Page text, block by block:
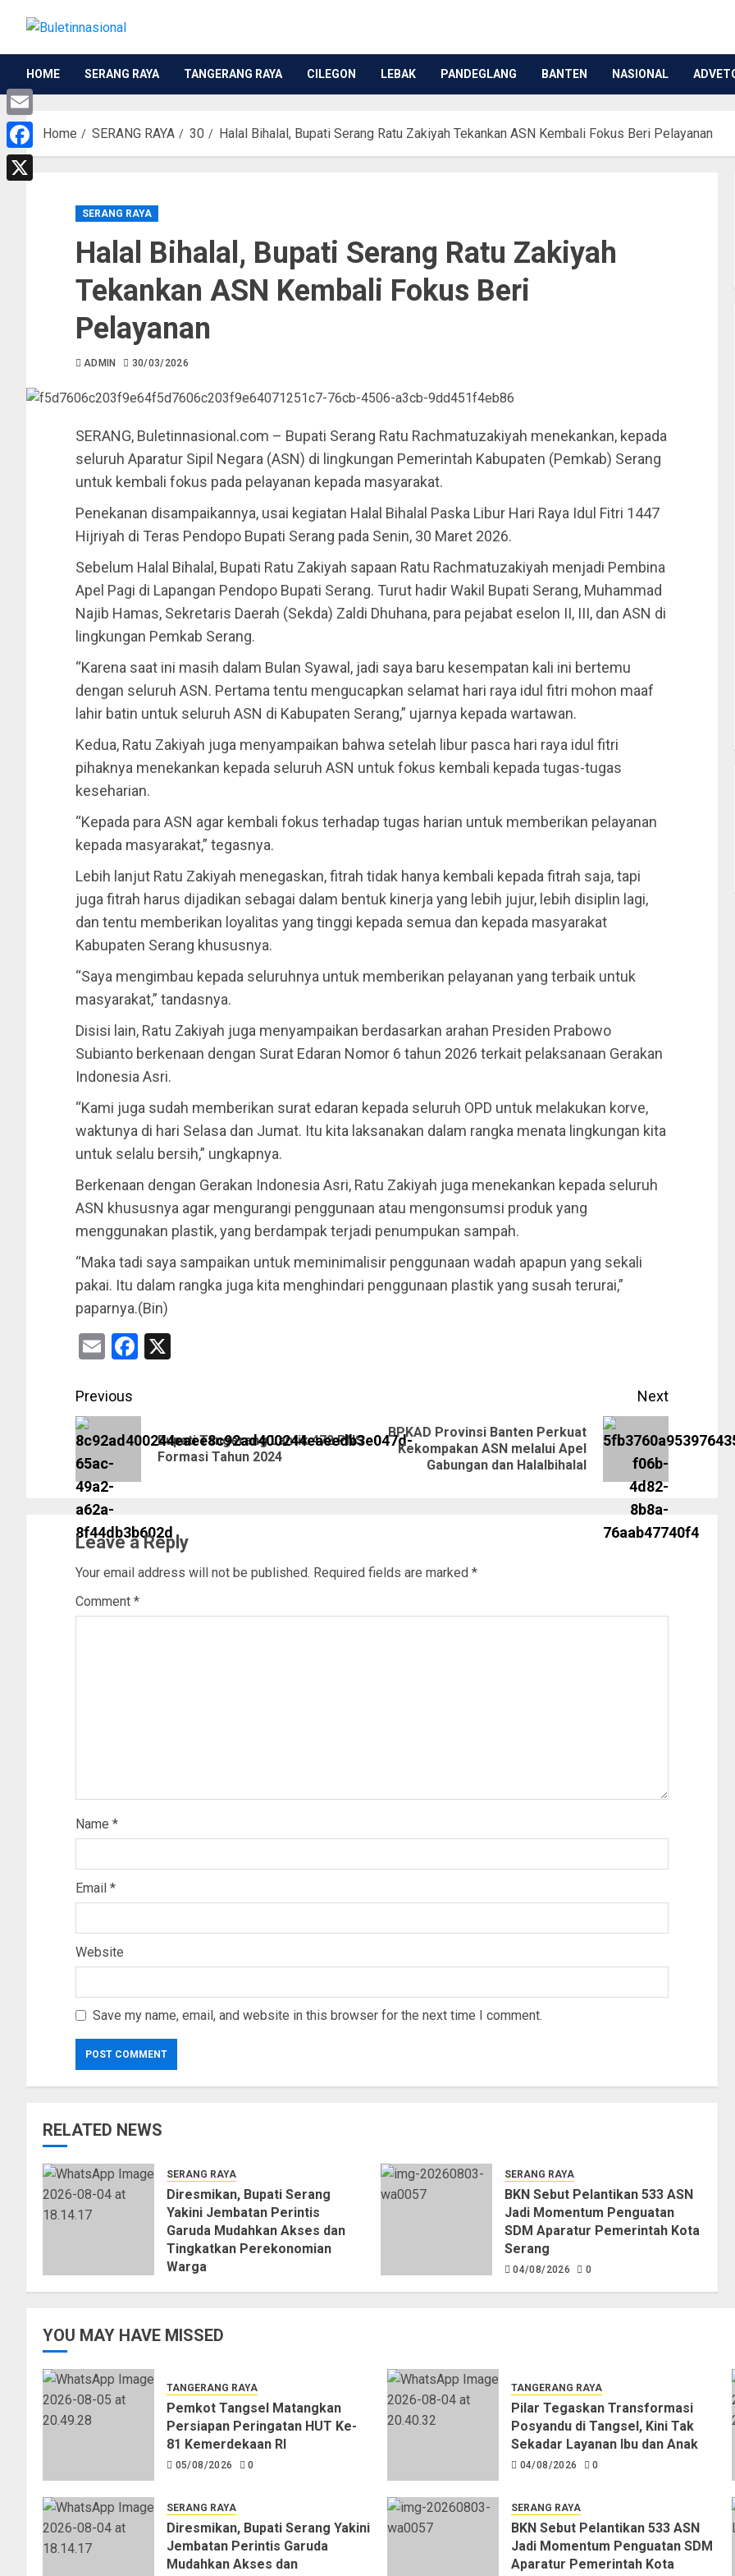
HOME SERANG RAYA TANGERANG RAYA CILEGON LEBAK PANDEGLANG BANTEN NASIONAL
Home SERANG RAYA 30 Halal Bihalal, Bupati Serang Ratu Zakiyah Tekankan ASN Kembali Fokus Beri Pelayanan
SERANG RAYA
Halal Bihalal, Bupati Serang Ratu Zakiyah
Tekankan ASN Kembali Fokus Beri
Pelayanan
ADMIN 30/03/2026
SERANG, Buletinnasional.com – Bupati Serang Ratu Rachmatuzakiyah menekankan, kepada
seluruh Aparatur Sipil Negara (ASN) di lingkungan Pemerintah Kabupaten (Pemkab) Serang
untuk kembali fokus pada pelayanan kepada masyarakat.
Penekanan disampaikannya, usai kegiatan Halal Bihalal Paska Libur Hari Raya Idul Fitri 1447
Hijriyah di Teras Pendopo Bupati Serang pada Senin, 30 Maret 2026.
Sebelum Halal Bihalal, Bupati Ratu Zakiyah sapaan Ratu Rachmatuzakiyah menjadi Pembina
Apel Pagi di Lapangan Pendopo Bupati Serang. Turut hadir Wakil Bupati Serang, Muhammad
Najib Hamas, Sekretaris Daerah (Sekda) Zaldi Dhuhana, para pejabat eselon II, III, dan ASN di
lingkungan Pemkab Serang.
“Karena saat ini masih dalam Bulan Syawal, jadi saya baru kesempatan kali ini bertemu
dengan seluruh ASN. Pertama tentu mengucapkan selamat hari raya idul fitri mohon maaf
lahir batin untuk seluruh ASN di Kabupaten Serang,” ujarnya kepada wartawan.
Kedua, Ratu Zakiyah juga menyampaikan bahwa setelah libur pasca hari raya idul fitri
pihaknya menekankan kepada seluruh ASN untuk fokus kembali kepada tugas-tugas
keseharian.
“Kepada para ASN agar kembali fokus terhadap tugas harian untuk memberikan pelayanan
kepada masyarakat,” tegasnya.
Lebih lanjut Ratu Zakiyah menegaskan, fitrah tidak hanya kembali kepada fitrah saja, tapi
juga fitrah harus dijadikan sebagai dalam bentuk kinerja yang lebih jujur, lebih disiplin lagi,
dan tentu memberikan loyalitas yang tinggi kepada semua dan kepada masyarakat
Kabupaten Serang khususnya.
“Saya mengimbau kepada seluruhnya untuk memberikan pelayanan yang terbaik untuk
masyarakat,” tandasnya.
Disisi lain, Ratu Zakiyah juga menyampaikan berdasarkan arahan Presiden Prabowo
Subianto berkenaan dengan Surat Edaran Nomor 6 tahun 2026 terkait pelaksanaan Gerakan
Indonesia Asri.
“Kami juga sudah memberikan surat edaran kepada seluruh OPD untuk melakukan korve,
waktunya di hari Selasa dan Jumat. Itu kita laksanakan dalam rangka menata lingkungan kita
untuk selalu bersih,” ungkapnya.
Berkenaan dengan Gerakan Indonesia Asri, Ratu Zakiyah juga menekankan kepada seluruh
ASN khususnya agar mengurangi penggunaan atau mengonsumsi produk yang
menggunakan plastik, yang berdampak terjadi penumpukan sampah.
“Maka tadi saya sampaikan untuk meminimalisir penggunaan wadah apapun yang sekali
pakai. Itu dalam rangka juga kita menghindari penggunaan plastik yang susah terurai,”
paparnya.(Bin)
EmailFacebook
Previous
Bupati Tangerang Lantik 472 PNS
Formasi Tahun 2024
Next
BPKAD Provinsi Banten Perkuat
Kekompakan ASN melalui Apel
Gabungan dan Halalbihalal
Leave a Reply
Your email address will not be published. Required fields are marked *
Comment *
Name *
Email *
Website
Save my name, email, and website in this browser for the next time I comment.
RELATED NEWS
SERANG RAYA
Diresmikan, Bupati Serang
Yakini Jembatan Perintis
Garuda Mudahkan Akses dan
Tingkatkan Perekonomian
Warga
SERANG RAYA
BKN Sebut Pelantikan 533 ASN
Jadi Momentum Penguatan
SDM Aparatur Pemerintah Kota
Serang
04/08/2026 0
YOU MAY HAVE MISSED
TANGERANG RAYA
Pemkot Tangsel Matangkan
Persiapan Peringatan HUT Ke-
81 Kemerdekaan RI
05/08/2026 0
TANGERANG RAYA
Pilar Tegaskan Transformasi
Posyandu di Tangsel, Kini Tak
Sekadar Layanan Ibu dan Anak
04/08/2026 0
SERANG RAYA
Diresmikan, Bupati Serang Yakini
Jembatan Perintis Garuda
Mudahkan Akses dan
SERANG RAYA
BKN Sebut Pelantikan 533 ASN
Jadi Momentum Penguatan SDM
Aparatur Pemerintah Kota
Email
Facebook